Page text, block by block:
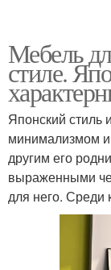
Мебель
стиле.
Японский стиль
минимализмом и
другим его
выраженными
для него.